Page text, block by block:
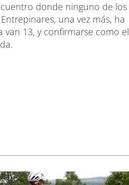
donde ninguno de los
una vez más, ha
13, y confirmarse como el